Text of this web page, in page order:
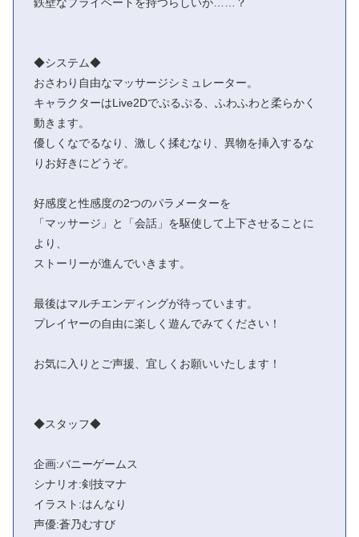
鉄壁なプライベートを持つらしいが……？
◆システム◆
おさわり自由なマッサージシミュレーター。
キャラクターはLive2Dでぷるぷる、ふわふわと柔らかく
動きます。
優しくなでるなり、激しく揉むなり、異物を挿入するな
りお好きにどうぞ。
好感度と性感度の2つのパラメーターを
「マッサージ」と「会話」を駆使して上下させることに
より、
ストーリーが進んでいきます。
最後はマルチエンディングが待っています。
プレイヤーの自由に楽しく遊んでみてください！
お気に入りとご声援、宜しくお願いいたします！
◆スタッフ◆
企画:バニーゲームス
シナリオ:剣技マナ
イラスト:はんなり
声優:蒼乃むすび